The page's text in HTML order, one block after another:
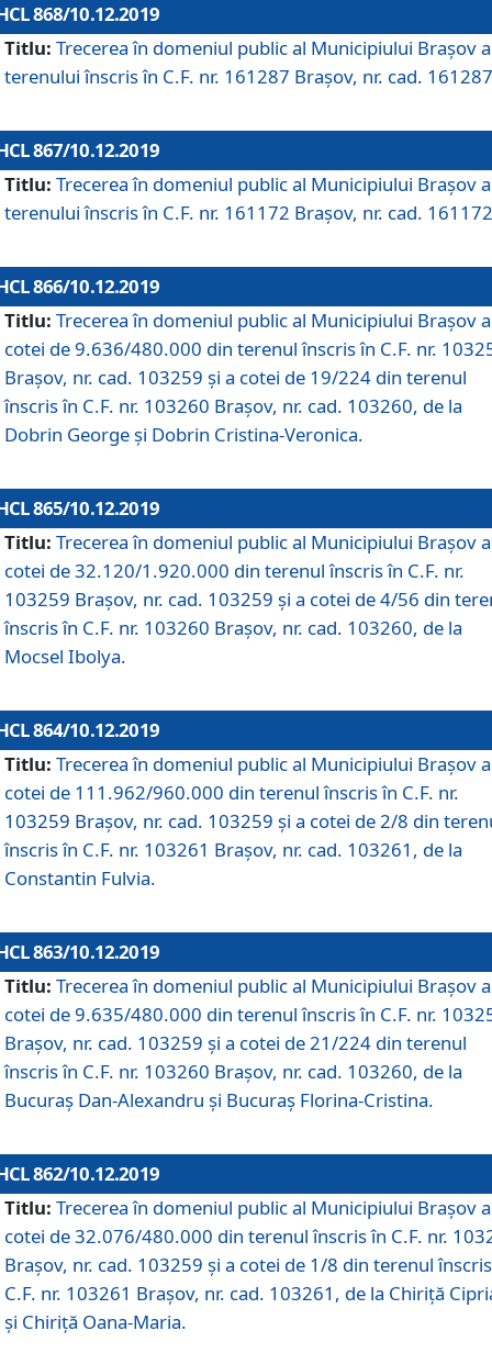
868/10.12.2019
Titlu: Trecerea în domeniul public al Municipiului Braşov a
terenului înscris în C.F. nr. 161287 Brașov, nr. cad.
867/10.12.2019
Titlu: Trecerea în domeniul public al Municipiului Braşov a
terenului înscris în C.F. nr. 161172 Brașov, nr. cad.
866/10.12.2019
Titlu: Trecerea în domeniul public al Municipiului Braşov a
cotei de 9.636/480.000 din terenul înscris în C.F. nr.
Brașov, nr. cad. 103259 și a cotei de 19/224 din terenul
înscris în C.F. nr. 103260 Brașov, nr. cad. 103260, de la
Dobrin George și Dobrin Cristina-Veronica.
865/10.12.2019
Titlu: Trecerea în domeniul public al Municipiului Braşov a
cotei de 32.120/1.920.000 din terenul înscris în C.F. nr.
103259 Brașov, nr. cad. 103259 și a cotei de 4/56 din
înscris în C.F. nr. 103260 Brașov, nr. cad. 103260, de la
Mocsel Ibolya.
864/10.12.2019
Titlu: Trecerea în domeniul public al Municipiului Braşov a
cotei de 111.962/960.000 din terenul înscris în C.F. nr.
103259 Brașov, nr. cad. 103259 și a cotei de 2/8 din
înscris în C.F. nr. 103261 Brașov, nr. cad. 103261, de la
Constantin Fulvia.
863/10.12.2019
Titlu: Trecerea în domeniul public al Municipiului Braşov a
cotei de 9.635/480.000 din terenul înscris în C.F. nr.
Brașov, nr. cad. 103259 și a cotei de 21/224 din terenul
înscris în C.F. nr. 103260 Brașov, nr. cad. 103260, de la
Bucuraș Dan-Alexandru și Bucuraș Florina-Cristina.
862/10.12.2019
Titlu: Trecerea în domeniul public al Municipiului Braşov a
cotei de 32.076/480.000 din terenul înscris în C.F. nr.
Brașov, nr. cad. 103259 și a cotei de 1/8 din terenul
C.F. nr. 103261 Brașov, nr. cad. 103261, de la Chiriță
și Chiriță Oana-Maria.